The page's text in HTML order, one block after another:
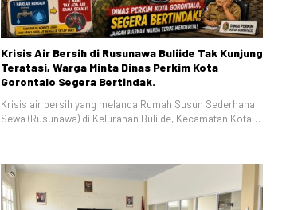
Krisis Air Bersih di Rusunawa Buliide Tak Kunjung
Teratasi, Warga Minta Dinas Perkim Kota
Gorontalo Segera Bertindak.
Krisis air bersih yang melanda Rumah Susun Sederhana
Sewa (Rusunawa) di Kelurahan Buliide, Kecamatan Kota…